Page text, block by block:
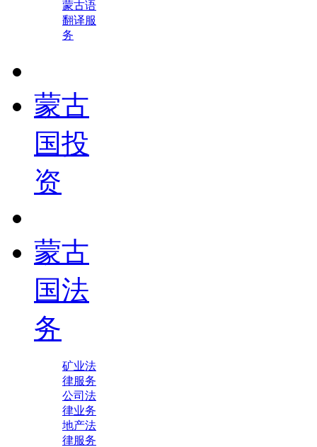
蒙古语
翻译服
务
蒙古
国投
资
蒙古
国法
务
矿业法
律服务
公司法
律业务
地产法
律服务